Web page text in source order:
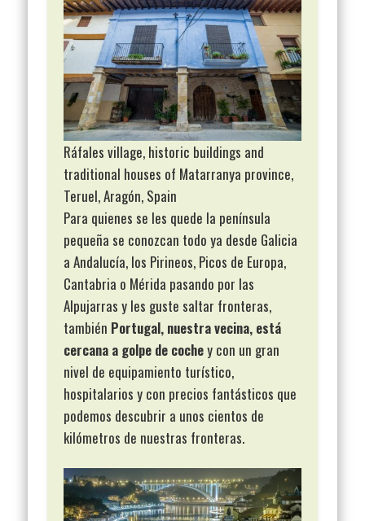
Ráfales village, historic buildings and
traditional houses of Matarranya province,
Teruel, Aragón, Spain
Para quienes se les quede la península
pequeña se conozcan todo ya desde Galicia
a Andalucía, los Pirineos, Picos de Europa,
Cantabria o Mérida pasando por las
Alpujarras y les guste saltar fronteras,
también Portugal, nuestra vecina, está
cercana a golpe de cochey con un gran
nivel de equipamiento turístico,
hospitalarios y con precios fantásticos que
podemos descubrir a unos cientos de
kilómetros de nuestras fronteras.